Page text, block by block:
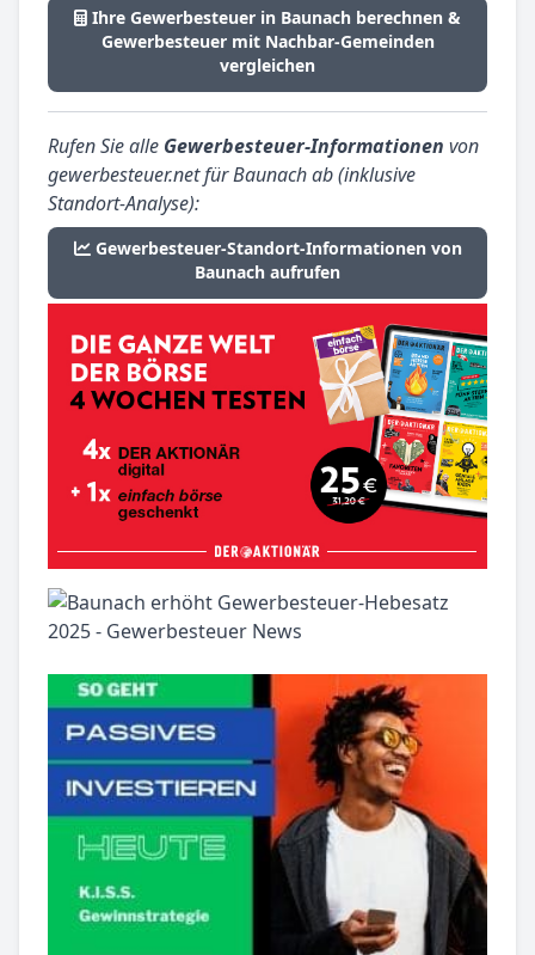
Ihre Gewerbesteuer in Baunach berechnen &
Gewerbesteuer mit Nachbar-Gemeinden
vergleichen
Rufen Sie alle Gewerbesteuer-Informationen von
gewerbesteuer.net für Baunach ab (inklusive
Standort-Analyse):
Gewerbesteuer-Standort-Informationen von
Baunach aufrufen